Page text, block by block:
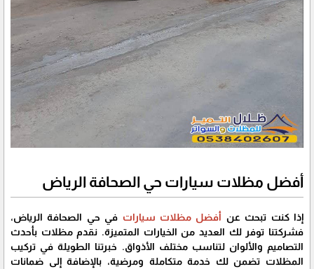
أفضل مظلات سيارات حي الصحافة الرياض
إذا كنت تبحث عن أفضل مظلات سيارات في حي الصحافة الرياض،
فشركتنا توفر لك العديد من الخيارات المتميزة. نقدم مظلات بأحدث
التصاميم والألوان لتناسب مختلف الأذواق. خبرتنا الطويلة في تركيب
المظلات تضمن لك خدمة متكاملة ومرضية، بالإضافة إلى ضمانات